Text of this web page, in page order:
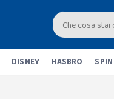
DISNEY HASBRO